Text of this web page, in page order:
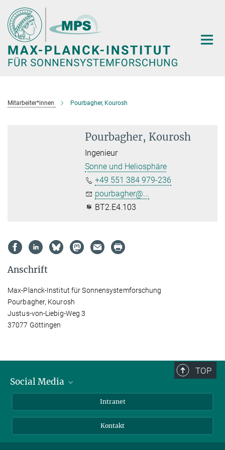
Hauptinhalt
Mitarbeiter*innen Pourbagher, Kourosh
Pourbagher, Kourosh
Ingenieur
Sonne und Heliosphäre
+49 551 384 979-236
pourbagher@...
BT2.E4.103
Anschrift
Max-Planck-Institut für Sonnensystemforschung
Pourbagher, Kourosh
Justus-von-Liebig-Weg 3
37077 Göttingen
TOP
Social Media
Facebook
Instagram
Intranet
Kontakt